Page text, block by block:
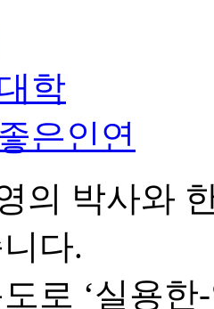
학
은인연
의 박사와
다.
로 ‘실용